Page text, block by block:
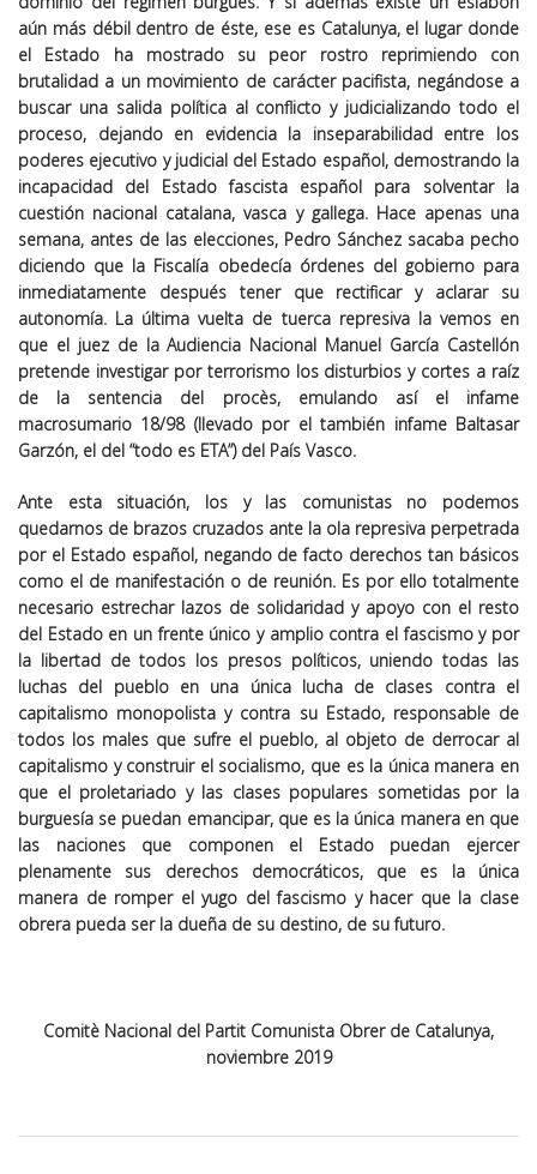
aún más débil dentro de éste, ese es Catalunya, el lugar donde
el Estado ha mostrado su peor rostro reprimiendo con
brutalidad a un movimiento de carácter pacifista, negándose a
buscar una salida política al conflicto y judicializando todo el
proceso, dejando en evidencia la inseparabilidad entre los
poderes ejecutivo y judicial del Estado español, demostrando la
incapacidad del Estado fascista español para solventar la
cuestión nacional catalana, vasca y gallega. Hace apenas una
semana, antes de las elecciones, Pedro Sánchez sacaba pecho
diciendo que la Fiscalía obedecía órdenes del gobierno para
inmediatamente después tener que rectificar y aclarar su
autonomía. La última vuelta de tuerca represiva la vemos en
que el juez de la Audiencia Nacional Manuel García Castellón
pretende investigar por terrorismo los disturbios y cortes a raíz
de la sentencia del procès, emulando así el infame
macrosumario 18/98 (llevado por el también infame Baltasar
Garzón, el del “todo es ETA”) del País Vasco.
Ante esta situación, los y las comunistas no podemos
quedarnos de brazos cruzados ante la ola represiva perpetrada
por el Estado español, negando de facto derechos tan básicos
como el de manifestación o de reunión. Es por ello totalmente
necesario estrechar lazos de solidaridad y apoyo con el resto
del Estado en un frente único y amplio contra el fascismo y por
la libertad de todos los presos políticos, uniendo todas las
luchas del pueblo en una única lucha de clases contra el
capitalismo monopolista y contra su Estado, responsable de
todos los males que sufre el pueblo, al objeto de derrocar al
capitalismo y construir el socialismo, que es la única manera en
que el proletariado y las clases populares sometidas por la
burguesía se puedan emancipar, que es la única manera en que
las naciones que componen el Estado puedan ejercer
plenamente sus derechos democráticos, que es la única
manera de romper el yugo del fascismo y hacer que la clase
obrera pueda ser la dueña de su destino, de su futuro.
Comitè Nacional del Partit Comunista Obrer de Catalunya,
noviembre 2019